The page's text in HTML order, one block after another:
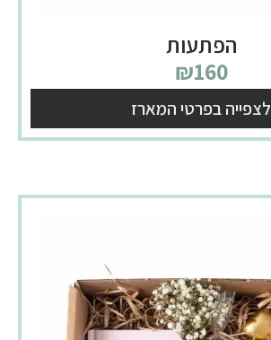
הפתעות
₪160
לצפייה בפרטי המארז